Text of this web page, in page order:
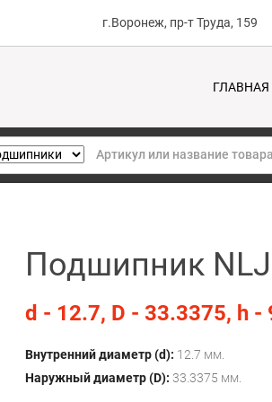
г.Воронеж, пр-т Труда, 159
ГЛАВНАЯ
Подшипник
d - 12.7, D - 33.3375, h -
Внутренний диаметр (d): 12.7 мм.
Наружный диаметр (D): 33.3375 мм.